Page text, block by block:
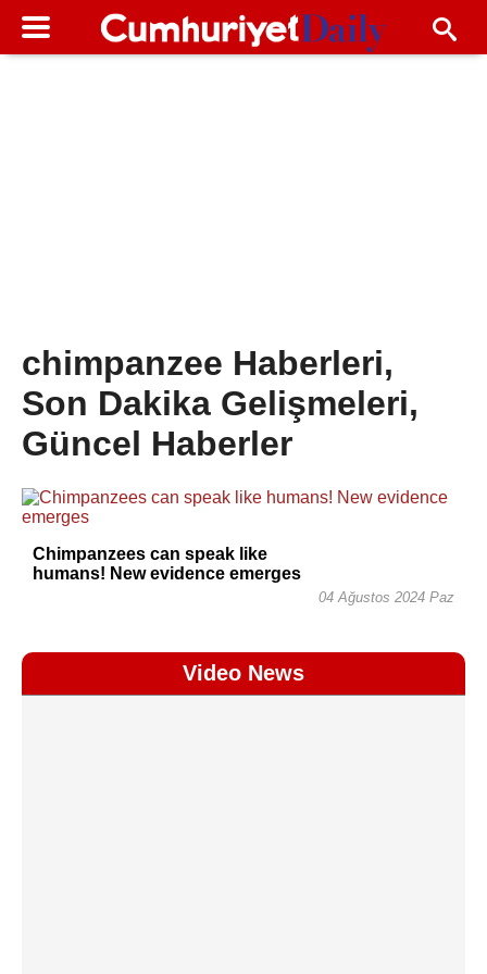
chimpanzee Haberleri,
Son Dakika Gelişmeleri,
Güncel Haberler
Chimpanzees can speak like
humans! New evidence emerges
04 Ağustos 2024 Paz
Video News